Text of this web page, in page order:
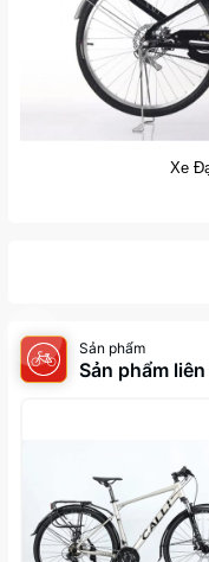
Xe
Sản phẩm
Sản phẩm